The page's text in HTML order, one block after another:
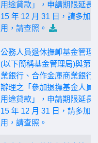
用途貸款」，申請期限延長
15 年 12 月 31 日，請多加利
用，請查照。
公務人員退休撫卹基金管理
(以下簡稱基金管理局)與第
業銀行、合作金庫商業銀行
辦理之「參加退撫基金人員
用途貸款」，申請期限延長
15 年 12 月 31 日，請多加利
用，請查照。